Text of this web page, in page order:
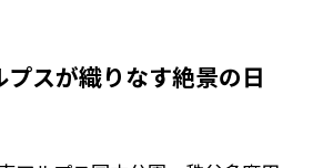
スが織りなす絶景の日